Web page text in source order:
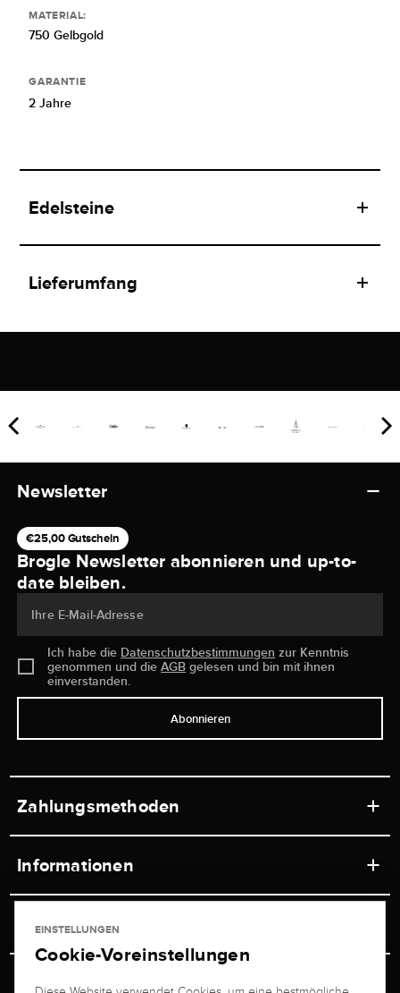
MATERIAL:
750 Gelbgold
GARANTIE
2 Jahre
Edelsteine
Lieferumfang
Newsletter
€25,00 Gutschein
Brogle Newsletter abonnieren und up-to-
date bleiben.
Ihre E-Mail-Adresse
Ich habe die Datenschutzbestimmungen zur Kenntnis
genommen und dieAGB gelesen und bin mit ihnen
einverstanden.
Abonnieren
Zahlungsmethoden
Informationen
Ladengeschäft
Versand & Zahlung
Service
Juwelier Brogle
EINSTELLUNGEN
Cookie-Voreinstellungen